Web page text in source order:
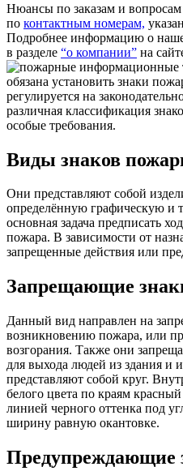
Нюансы по заказам и
по контактным номерам,
Подробнее информацию о
в разделе “о компании” на
обязана установить знаки
регулируется на
различная классификация
особые требования.
Виды знаков
Они представляют собой
определённую графическую
основная задача предписать
пожара. В зависимости от
запрещенные действия или
Запрещающие
Данный вид направлен на
возникновению пожара, или
возгорания. Также они
для выхода людей из здания и
представляют собой круг.
белого цвета по краям
линией черного оттенка под
ширину равную окантовке.
Предупреждающие